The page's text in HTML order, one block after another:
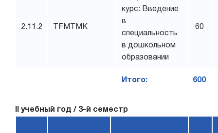
2.11.2 TFMTMK
курс: Введение
в
специальность
в дошкольном
образовании
60
Итого: 600
II учебный год / 3-й семестр